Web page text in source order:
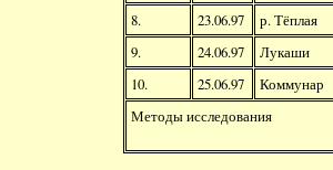
8.
23.06.97 р. Тёплая
9.
24.06.97 Лукаши
10.
25.06.97 Коммунар
Методы исследования